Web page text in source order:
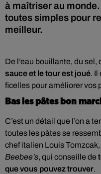
à maîtriser au
toutes simples pour
meilleur.
De l’eau bouillante, du
sauce et le tour est joué. Il
ficelles pour améliorer vos
Bas les pâtes bon
C’est un détail que l’on a
toutes les pâtes se
chef italien Louis
Beebee’s, qui conseille de
que vous pouvez trouver.